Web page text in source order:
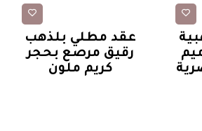
عقد مطلي بلذهب
رقيق مرصع بحجر
كريم ملون